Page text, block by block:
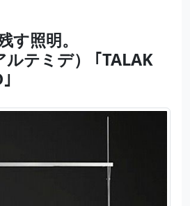
す照明。
テミデ） ｢TALAK